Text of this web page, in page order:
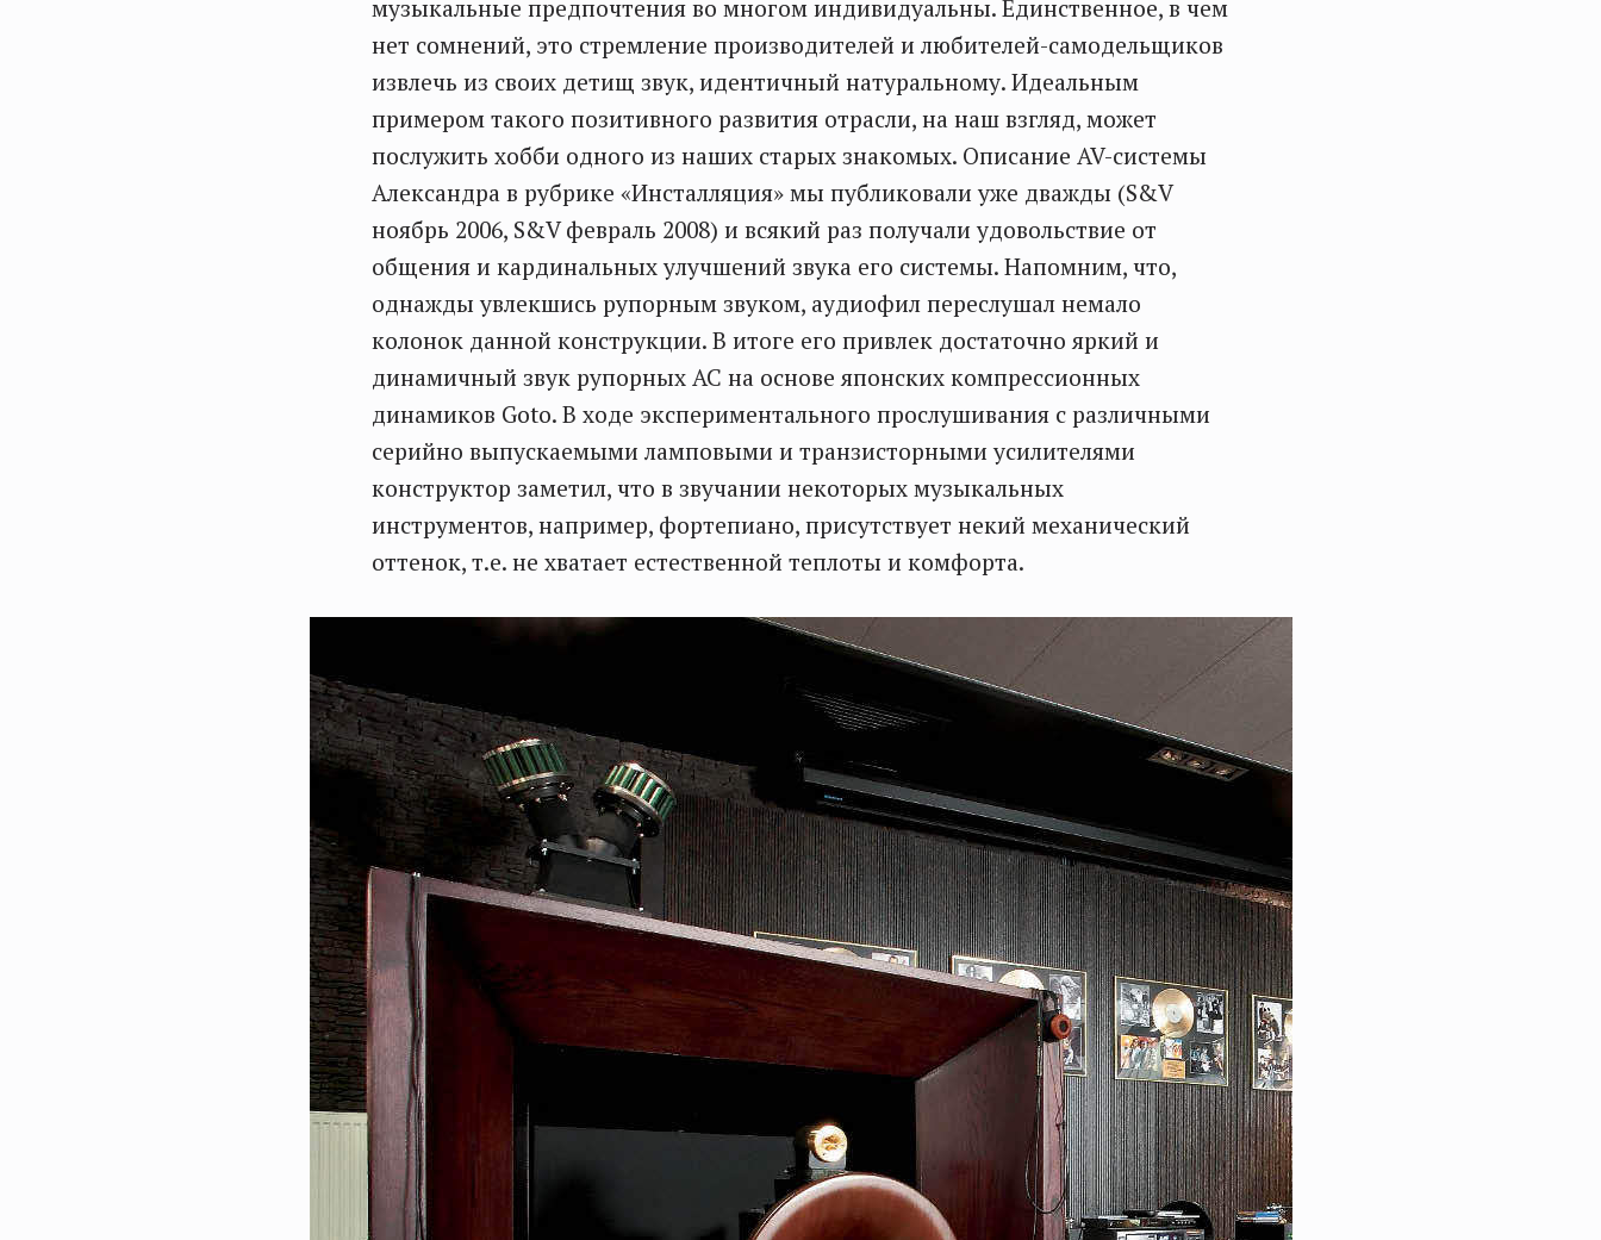
музыкальные предпочтения во многом индивидуальны. Единственное, в чем
нет сомнений, это стремление производителей и любителей-самодельщиков
извлечь из своих детищ звук, идентичный натуральному. Идеальным
примером такого позитивного развития отрасли, на наш взгляд, может
послужить хобби одного из наших старых знакомых. Описание AV-системы
Александра в рубрике «Инсталляция» мы публиковали уже дважды (S&V
ноябрь 2006, S&V февраль 2008) и всякий раз получали удовольствие от
общения и кардинальных улучшений звука его системы. Напомним, что,
однажды увлекшись рупорным звуком, аудиофил переслушал немало
колонок данной конструкции. В итоге его привлек достаточно яркий и
динамичный звук рупорных АС на основе японских компрессионных
динамиков Goto. В ходе экспериментального прослушивания с различными
серийно выпускаемыми ламповыми и транзисторными усилителями
конструктор заметил, что в звучании некоторых музыкальных
инструментов, например, фортепиано, присутствует некий механический
оттенок, т.е. не хватает естественной теплоты и комфорта.